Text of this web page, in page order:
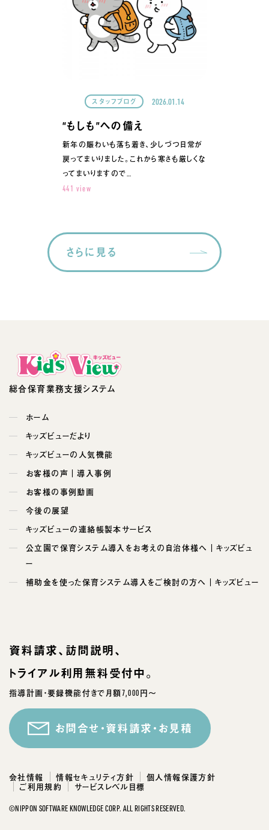
スタッフブログ 2026.01.14
“もしも”への備え
新年の賑わいも落ち着き、少しづつ日常が
戻ってまいりました。これから寒さも厳しくな
ってまいりますので…
441 view
さらに見る
総合保育業務支援システム
ホーム
キッズビューだより
キッズビューの人気機能
お客様の声｜導入事例
お客様の事例動画
今後の展望
キッズビューの連絡帳製本サービス
公立園で保育システム導入をお考えの自治体様へ｜キッズビュ
ー
補助金を使った保育システム導入をご検討の方へ｜キッズビュー
資料請求、訪問説明、
トライアル利用無料受付中。
指導計画・要録機能付きで月額7,000円～
お問合せ・資料請求・お見積
会社情報 情報セキュリティ方針
個人情報保護方針
ご利用規約
サービスレベル目標
©NIPPON SOFTWARE KNOWLEDGE CORP. ALL RIGHTS RESERVED.